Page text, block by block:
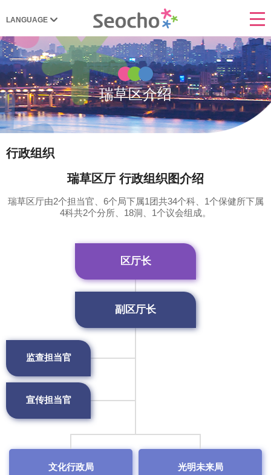
瑞草区介绍
行政组织
瑞草区厅 行政组织图介绍
瑞草区厅由2个担当官、6个局下属1团共34个科、1个保健所下属
4科共2个分所、18洞、1个议会组成。
区厅长
副区厅长
监查担当官
宣传担当官
文化行政局 光明未来局